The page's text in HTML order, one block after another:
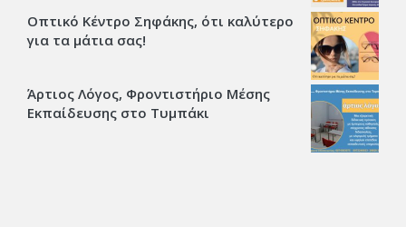
Οπτικό Κέντρο Σηφάκης, ότι καλύτερο
για τα μάτια σας!
Άρτιος Λόγος, Φροντιστήριο Μέσης
Εκπαίδευσης στο Τυμπάκι